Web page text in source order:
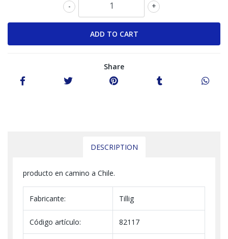
+
-
Share
DESCRIPTION
producto en camino a Chile.
Fabricante: Tillig
Código artículo: 82117